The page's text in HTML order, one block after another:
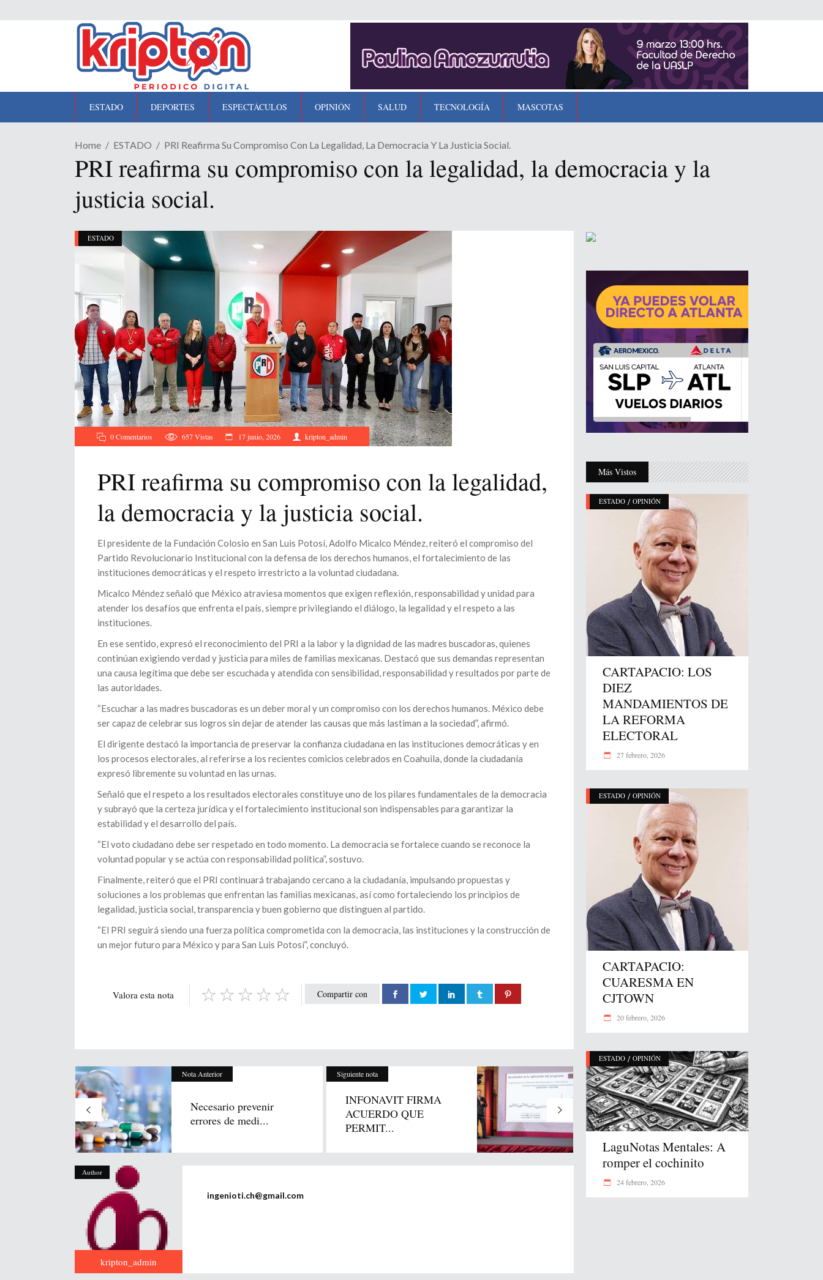
ESTADO DEPORTES ESPECTÁCULOS OPINIÓN SALUD TECNOLOGÍA MASCOTAS
Home ESTADO PRI Reafirma Su Compromiso Con La Legalidad, La Democracia Y La Justicia Social.
PRI reafirma su compromiso con la legalidad, la democracia y la
justicia social.
ESTADO
0 Comentarios 657Vistas 17 junio, 2026 kripton_admin
PRI reafirma su compromiso con la legalidad,
la democracia y la justicia social.
El presidente de la Fundación Colosio en San Luis Potosí, Adolfo Micalco Méndez, reiteró el compromiso del
Partido Revolucionario Institucional con la defensa de los derechos humanos, el fortalecimiento de las
instituciones democráticas y el respeto irrestricto a la voluntad ciudadana.
Micalco Méndez señaló que México atraviesa momentos que exigen reflexión, responsabilidad y unidad para
atender los desafíos que enfrenta el país, siempre privilegiando el diálogo, la legalidad y el respeto a las
instituciones.
En ese sentido, expresó el reconocimiento del PRI a la labor y la dignidad de las madres buscadoras, quienes
continúan exigiendo verdad y justicia para miles de familias mexicanas. Destacó que sus demandas representan
una causa legítima que debe ser escuchada y atendida con sensibilidad, responsabilidad y resultados por parte de
las autoridades.
“Escuchar a las madres buscadoras es un deber moral y un compromiso con los derechos humanos. México debe
ser capaz de celebrar sus logros sin dejar de atender las causas que más lastiman a la sociedad”, afirmó.
El dirigente destacó la importancia de preservar la confianza ciudadana en las instituciones democráticas y en
los procesos electorales, al referirse a los recientes comicios celebrados en Coahuila, donde la ciudadanía
expresó libremente su voluntad en las urnas.
Señaló que el respeto a los resultados electorales constituye uno de los pilares fundamentales de la democracia
y subrayó que la certeza jurídica y el fortalecimiento institucional son indispensables para garantizar la
estabilidad y el desarrollo del país.
“El voto ciudadano debe ser respetado en todo momento. La democracia se fortalece cuando se reconoce la
voluntad popular y se actúa con responsabilidad política”, sostuvo.
Finalmente, reiteró que el PRI continuará trabajando cercano a la ciudadanía, impulsando propuestas y
soluciones a los problemas que enfrentan las familias mexicanas, así como fortaleciendo los principios de
legalidad, justicia social, transparencia y buen gobierno que distinguen al partido.
“El PRI seguirá siendo una fuerza política comprometida con la democracia, las instituciones y la construcción de
un mejor futuro para México y para San Luis Potosí”, concluyó.
Compartir con
Valora esta nota
Nota Anterior
Necesario prevenir
errores de medi...
Siguiente nota
INFONAVIT FIRMA
ACUERDO QUE
PERMIT...
Author
kripton_admin
ingenioti.ch@gmail.com
Más Vistos
ESTADO / OPINIÓN
CARTAPACIO: LOS
DIEZ
MANDAMIENTOS DE
LA REFORMA
ELECTORAL
27 febrero, 2026
ESTADO / OPINIÓN
CARTAPACIO:
CUARESMA EN
CJTOWN
20 febrero, 2026
ESTADO / OPINIÓN
LaguNotas Mentales: A
romper el cochinito
24 febrero, 2026